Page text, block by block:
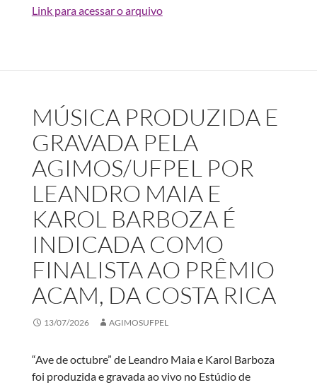
Link para acessar o arquivo
MÚSICA PRODUZIDA E
GRAVADA PELA
AGIMOS/UFPEL POR
LEANDRO MAIA E
KAROL BARBOZA É
INDICADA COMO
FINALISTA AO PRÊMIO
ACAM, DA COSTA RICA
13/07/2026 AGIMOSUFPEL
“Ave de octubre” de Leandro Maia e Karol Barboza
foi produzida e gravada ao vivo no Estúdio de